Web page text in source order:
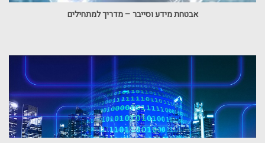
אבטחת מידע וסייבר – מדריך למתחילים